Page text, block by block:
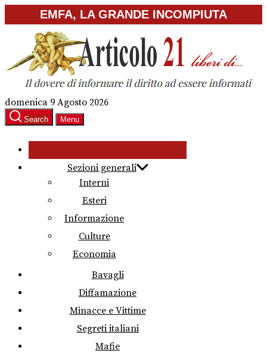
to
content
EMFA, LA GRANDE INCOMPIUTA
domenica 9 Agosto 2026
Search Menu
Sezioni generali
Interni
Esteri
Informazione
Culture
Economia
Bavagli
Diffamazione
Minacce e Vittime
Segreti italiani
Mafie